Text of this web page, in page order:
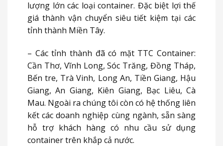
lượng lớn các loại container. Đặc biệt lợi thế
giá thành vận chuyển siêu tiết kiệm tại các
tỉnh thành Miền Tây.
– Các tỉnh thành đã có mặt TTC Container:
Cần Thơ, Vĩnh Long, Sóc Trăng, Đồng Tháp,
Bến tre, Trà Vinh, Long An, Tiền Giang, Hậu
Giang, An Giang, Kiên Giang, Bạc Liêu, Cà
Mau. Ngoài ra chúng tôi còn có hệ thống liên
kết các doanh nghiệp cùng ngành, sẵn sàng
hỗ trợ khách hàng có nhu cầu sử dụng
container trên khắp cả nước.